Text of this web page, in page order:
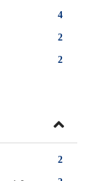
4
2
2
2